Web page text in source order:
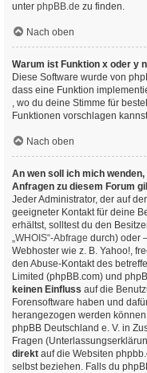
unter phpBB.de zu finden.
Nach oben
Warum ist Funktion x oder y
Diese Software wurde von
dass eine Funktion
, wo du deine Stimme für
Funktionen vorschlagen
Nach oben
An wen soll ich mich
Anfragen zu diesem Forum
Jeder Administrator, der auf
geeigneter Kontakt für deine
erhältst, solltest du den
„WHOIS“-Abfrage durch) oder
Webhoster wie z. B. Yahoo!,
den Abuse-Kontakt des
Limited (phpBB.com) und
keinen Einfluss auf die
Forensoftware haben und
herangezogen werden
phpBB Deutschland e. V. in
Fragen
direkt auf die Websiten
selbst beziehen. Falls du